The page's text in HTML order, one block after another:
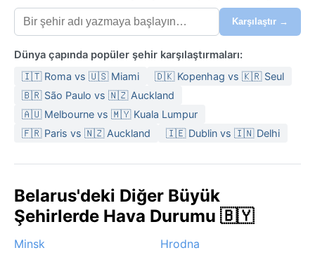
Karşılaştır →
Dünya çapında popüler şehir karşılaştırmaları:
🇮🇹 Roma vs 🇺🇸 Miami
🇩🇰 Kopenhag vs 🇰🇷 Seul
🇧🇷 São Paulo vs 🇳🇿 Auckland
🇦🇺 Melbourne vs 🇲🇾 Kuala Lumpur
🇫🇷 Paris vs 🇳🇿 Auckland
🇮🇪 Dublin vs 🇮🇳 Delhi
Belarus'deki Diğer Büyük
Şehirlerde Hava Durumu 🇧🇾
Minsk
Hrodna